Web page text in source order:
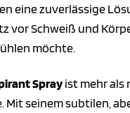
eine zuverlässige
vor Schweiß und
möchte.
Sprayist mehr als
Mit seinem subtilen,